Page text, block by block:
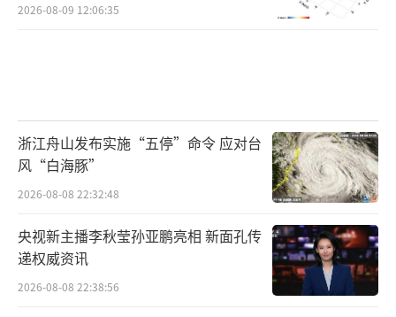
2026-08-09 12:06:35
浙江舟山发布实施“五停”命令 应对台
风“白海豚”
2026-08-08 22:32:48
央视新主播李秋莹孙亚鹏亮相 新面孔传
递权威资讯
2026-08-08 22:38:56